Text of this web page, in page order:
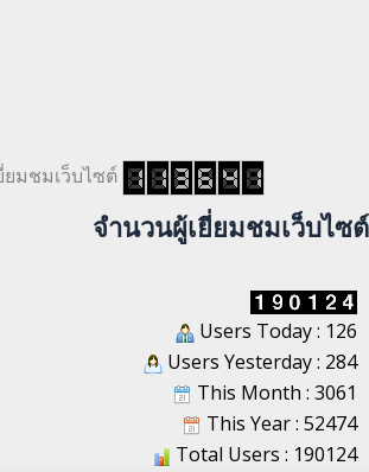
ยมชมเว็บไซต์
จำนวนผู้เยี่ยมชมเว็บไซต์
Users Today : 126
Users Yesterday : 284
This Month : 3061
This Year : 52474
Total Users : 190124